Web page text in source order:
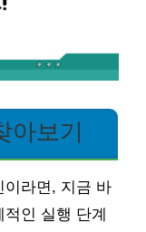
보기
이라면, 지금 바
인 실행 단계